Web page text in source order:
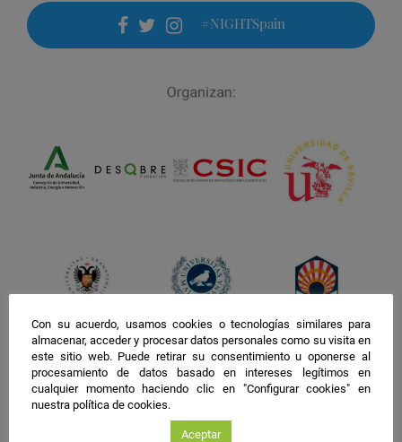
facebook
twitter
instagram
#NIGHTSpain
Con su acuerdo, usamos cookies o tecnologías similares para
almacenar, acceder y procesar datos personales como su visita en
este sitio web. Puede retirar su consentimiento u oponerse al
procesamiento de datos basado en intereses legítimos en
cualquier momento haciendo clic en "Configurar cookies" en
nuestra política de cookies.
Aceptar